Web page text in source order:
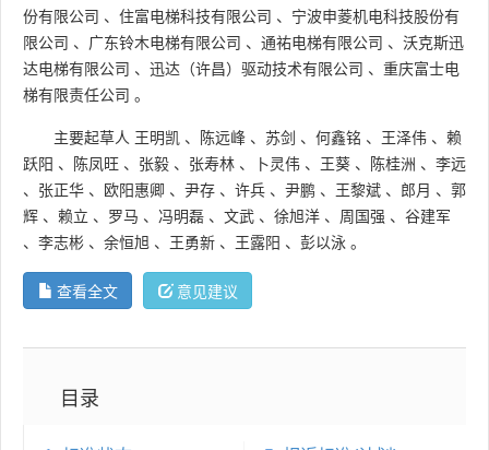
份有限公司 、 住富电梯科技有限公司 、 宁波申菱机电科技股份有
限公司 、 广东铃木电梯有限公司 、 通祐电梯有限公司 、 沃克斯迅
达电梯有限公司 、 迅达（许昌）驱动技术有限公司 、 重庆富士电
梯有限责任公司 。
主要起草人 王明凯 、 陈远峰 、 苏剑 、 何鑫铭 、 王泽伟 、 赖
跃阳 、 陈凤旺 、 张毅 、 张寿林 、 卜灵伟 、 王葵 、 陈桂洲 、 李远
、 张正华 、 欧阳惠卿 、 尹存 、 许兵 、 尹鹏 、 王黎斌 、 郎月 、 郭
辉 、 赖立 、 罗马 、 冯明磊 、 文武 、 徐旭洋 、 周国强 、 谷建军
、 李志彬 、 余恒旭 、 王勇新 、 王露阳 、 彭以泳 。
查看全文 意见建议
目录